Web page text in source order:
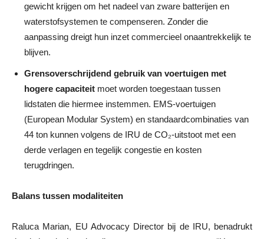
gewicht krijgen om het nadeel van zware batterijen en
waterstofsystemen te compenseren. Zonder die
aanpassing dreigt hun inzet commercieel onaantrekkelijk te
blijven.
Grensoverschrijdend gebruik van voertuigen met
hogere capaciteit moet worden toegestaan tussen
lidstaten die hiermee instemmen. EMS-voertuigen
(European Modular System) en standaardcombinaties van
44 ton kunnen volgens de IRU de CO₂-uitstoot met een
derde verlagen en tegelijk congestie en kosten
terugdringen.
Balans tussen modaliteiten
Raluca Marian, EU Advocacy Director bij de IRU, benadrukt